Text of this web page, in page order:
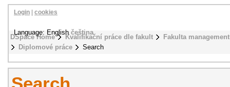
DSpace Home Kvalifikační práce dle fakult
Fakulta
Diplomové práce
Search
Login cookies
Language: Englishčeština